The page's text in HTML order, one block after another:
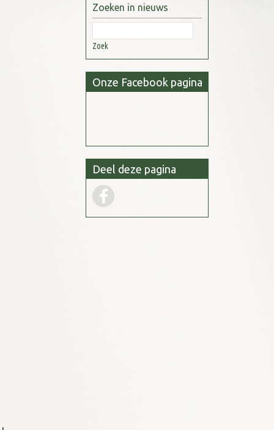
Zoeken in nieuws
Zoek
Onze Facebook pagina
Deel deze pagina